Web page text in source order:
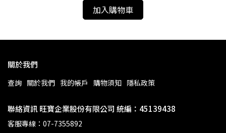
加入購物車
關於我們
查詢 關於我們 我的帳戶 購物須知 隱私政策
聯絡資訊 旺寶企業股份有限公司 統編：45139438
客服專線：07-7355892